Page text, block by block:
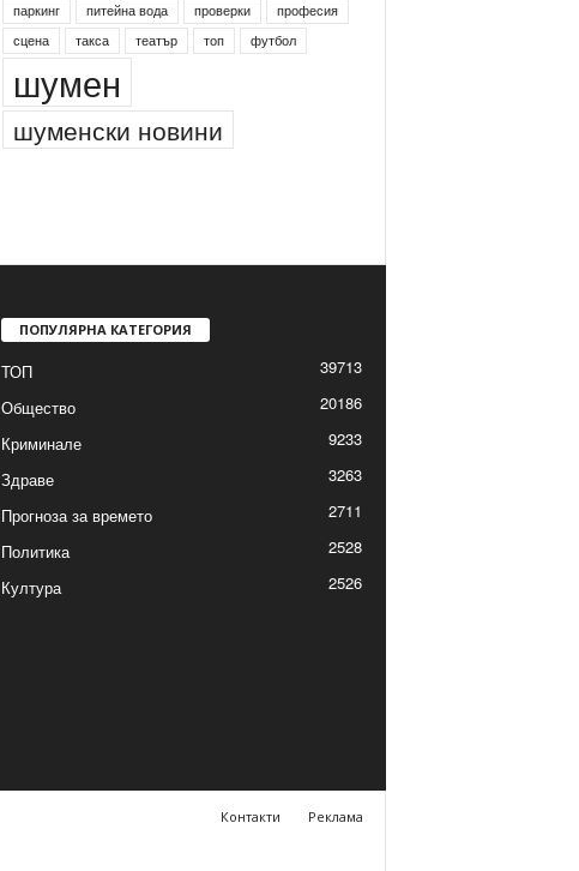
паркинг питейна вода проверки
професия
сцена
такса театър топ футбол
шумен
шуменски новини
ПОПУЛЯРНА КАТЕГОРИЯ
ТОП
39713
Общество
20186
Криминале
9233
Здраве
3263
Прогноза за времето
2711
Политика
2528
Култура
2526
Контакти Реклама